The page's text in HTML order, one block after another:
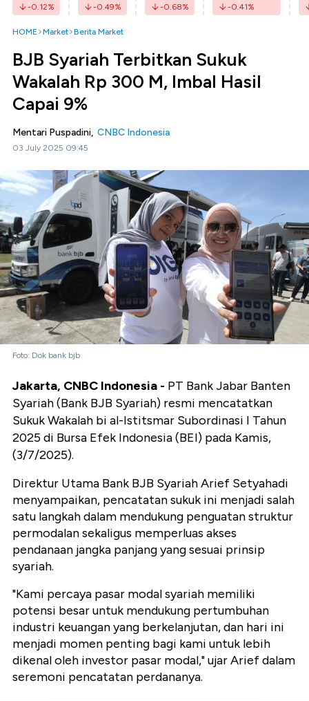
-0.12% -0.49% -0.68% -0.41%
HOME Market Berita Market
BJB Syariah Terbitkan Sukuk
Wakalah Rp 300 M, Imbal Hasil
Capai 9%
Mentari Puspadini, CNBC Indonesia
03 July 2025 09:45
Foto: Dok bank bjb
Jakarta, CNBC Indonesia - PT Bank Jabar Banten
Syariah (Bank BJB Syariah) resmi mencatatkan
Sukuk Wakalah bi al-Istitsmar Subordinasi I Tahun
2025 di Bursa Efek Indonesia (BEI) pada Kamis,
(3/7/2025).
Direktur Utama Bank BJB Syariah Arief Setyahadi
menyampaikan, pencatatan sukuk ini menjadi salah
satu langkah dalam mendukung penguatan struktur
permodalan sekaligus memperluas akses
pendanaan jangka panjang yang sesuai prinsip
syariah.
"Kami percaya pasar modal syariah memiliki
potensi besar untuk mendukung pertumbuhan
industri keuangan yang berkelanjutan, dan hari ini
menjadi momen penting bagi kami untuk lebih
dikenal oleh investor pasar modal," ujar Arief dalam
seremoni pencatatan perdananya.